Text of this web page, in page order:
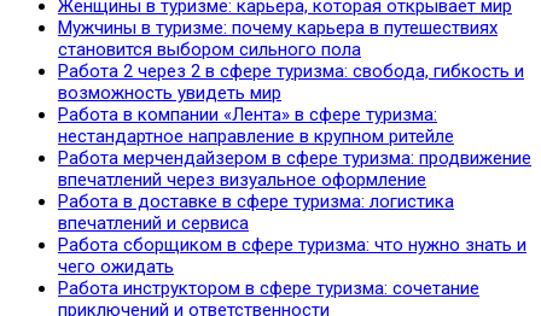
Женщины в туризме: карьера, которая открывает мир
Мужчины в туризме: почему карьера в путешествиях
становится выбором сильного пола
Работа 2 через 2 в сфере туризма: свобода, гибкость и
возможность увидеть мир
Работа в компании «Лента» в сфере туризма:
нестандартное направление в крупном ритейле
Работа мерчендайзером в сфере туризма: продвижение
впечатлений через визуальное оформление
Работа в доставке в сфере туризма: логистика
впечатлений и сервиса
Работа сборщиком в сфере туризма: что нужно знать и
чего ожидать
Работа инструктором в сфере туризма: сочетание
приключений и ответственности